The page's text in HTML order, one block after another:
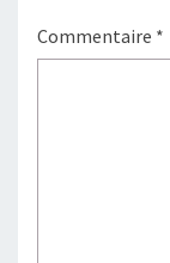
Commentaire *